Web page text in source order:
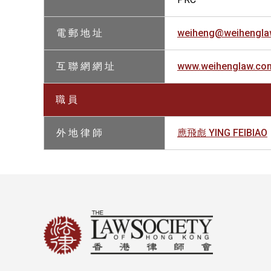
電 郵 地 址
互 聯 網 網 址
職 員
外 地 律 師 應飛彪 YING FEIBIAO